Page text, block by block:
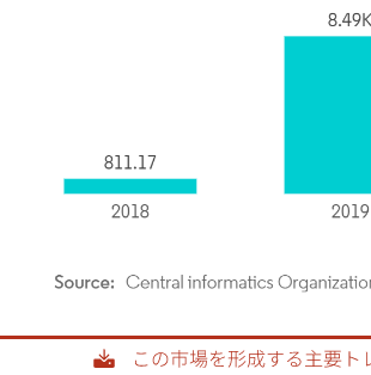
Intelligence。再利用にはCC BY 4.0の表示が必要です。